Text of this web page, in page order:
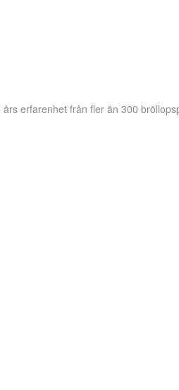
erfarenhet från fler än 300